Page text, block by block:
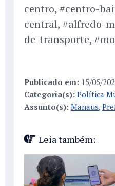
centro, #centro-
central, #alfredo-
de-transporte,
Publicado em: 15/05/
Categoria(s): Política
Assunto(s): Manaus,
Leia também: